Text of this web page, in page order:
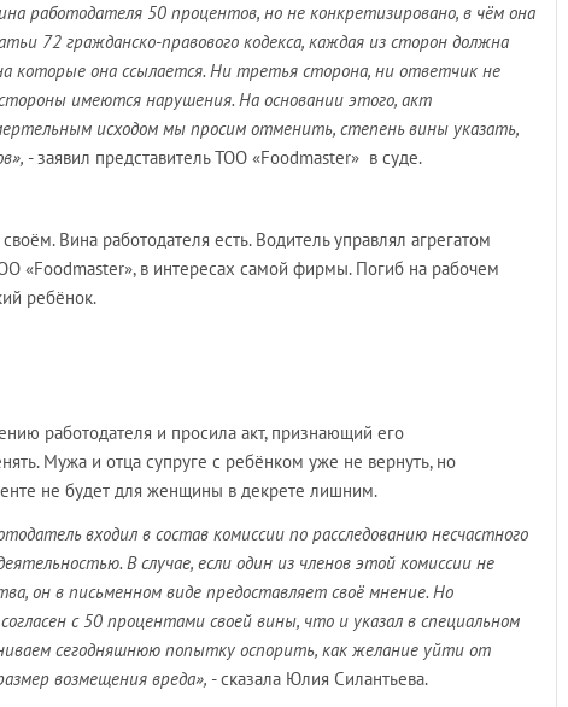
работодателя 50 процентов, но не конкретизировано, в чём она
72 гражданско-правового кодекса, каждая из сторон должна
которые она ссылается. Ни третья сторона, ни ответчик не
имеются нарушения. На основании этого, акт
исходом мы просим отменить, степень вины указать,
- заявил представитель ТОО «Foodmaster» в суде.
Вина работодателя есть. Водитель управлял агрегатом
«Foodmaster», в интересах самой фирмы. Погиб на рабочем
ребёнок.
работодателя и просила акт, признающий его
Мужа и отца супруге с ребёнком уже не вернуть, но
не будет для женщины в декрете лишним.
входил в состав комиссии по расследованию несчастного
В случае, если один из членов этой комиссии не
он в письменном виде предоставляет своё мнение. Но
с 50 процентами своей вины, что и указал в специальном
сегодняшнюю попытку оспорить, как желание уйти от
возмещения вреда», - сказала Юлия Силантьева.